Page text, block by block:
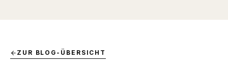
ZUR BLOG-ÜBERSICHT